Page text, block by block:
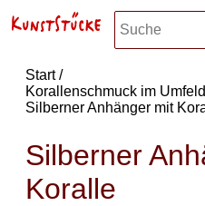
Start
Korallenschmuck im
Silberner Anhänger mit
Silberner
Koralle